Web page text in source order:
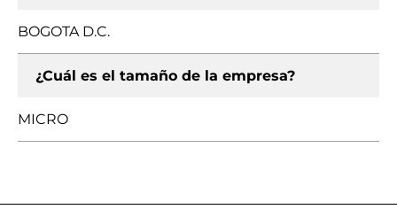
BOGOTA D.C.
¿Cuál es el tamaño de la empresa?
MICRO